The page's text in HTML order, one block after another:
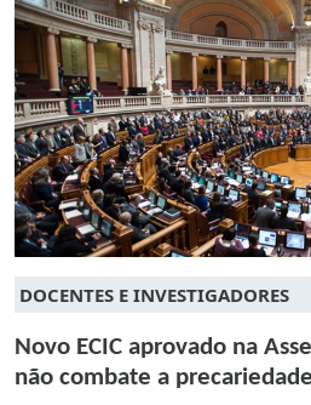
DOCENTES E INVESTIGADORES
Novo ECIC aprovado na
não combate a